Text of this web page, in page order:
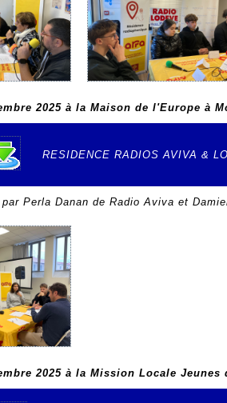
2025 à la Maison de l'Europe à
RESIDENCE RADIOS AVIVA &
Perla Danan de Radio Aviva et
2025 à la Mission Locale Jeunes